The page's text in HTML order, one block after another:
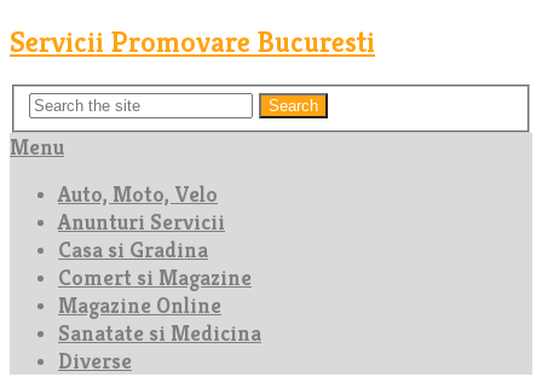
Servicii Promovare Bucuresti
Search
Menu
Auto, Moto, Velo
Anunturi Servicii
Casa si Gradina
Comert si Magazine
Magazine Online
Sanatate si Medicina
Diverse